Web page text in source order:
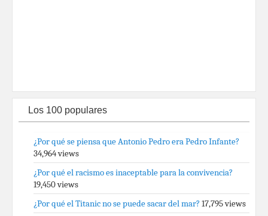
Los 100 populares
¿Por qué se piensa que Antonio Pedro era Pedro Infante?
34,964 views
¿Por qué el racismo es inaceptable para la convivencia?
19,450 views
¿Por qué el Titanic no se puede sacar del mar? 17,795 views